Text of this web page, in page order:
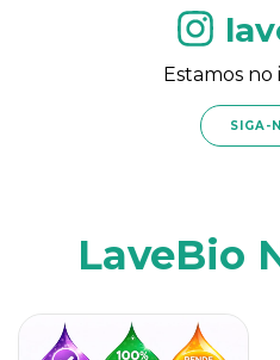
Estamos
SIGA-
LaveBio